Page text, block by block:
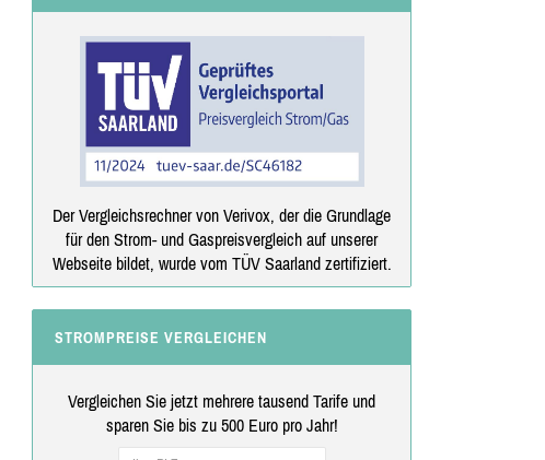
Der Vergleichsrechner von Verivox, der die Grundlage
für den Strom- und Gaspreisvergleich auf unserer
Webseite bildet, wurde vom TÜV Saarland zertifiziert.
STROMPREISE VERGLEICHEN
Vergleichen Sie jetzt mehrere tausend Tarife und
sparen Sie bis zu 500 Euro pro Jahr!